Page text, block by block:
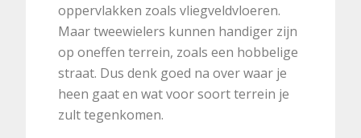
oppervlakken zoals vliegveldvloeren.
Maar tweewielers kunnen handiger zijn
op oneffen terrein, zoals een hobbelige
straat. Dus denk goed na over waar je
heen gaat en wat voor soort terrein je
zult tegenkomen.